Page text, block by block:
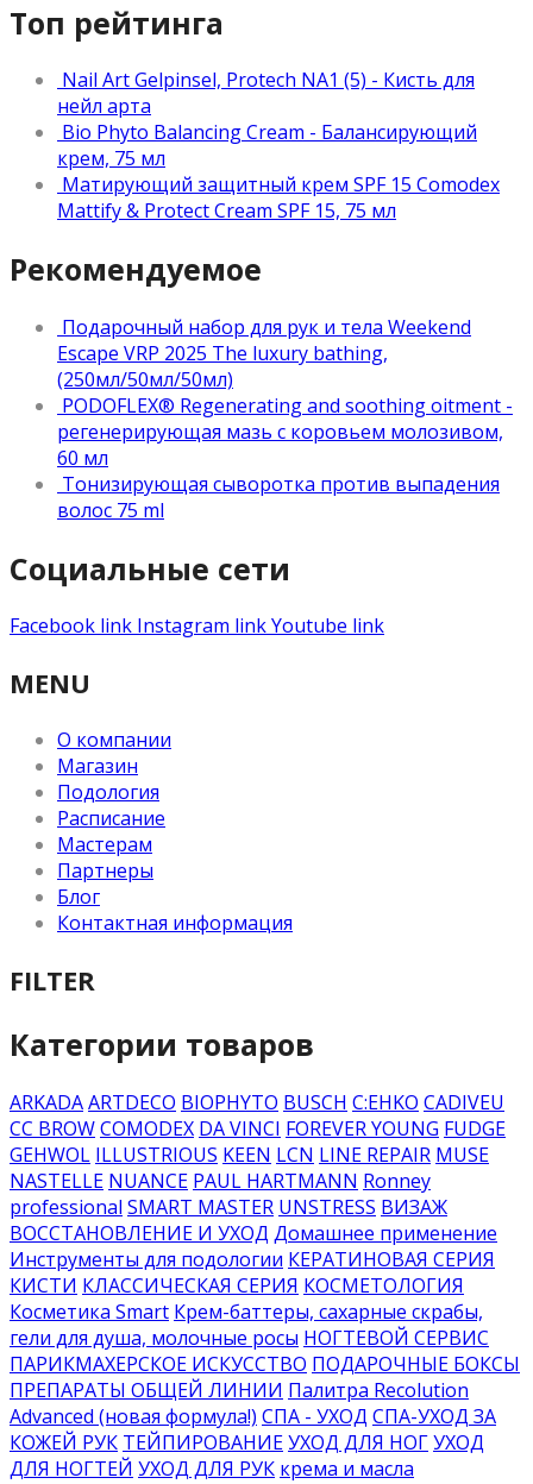
Топ рейтинга
Nail Art Gelpinsel, Protech NA1 (5) - Кисть для
нейл арта
Bio Phyto Balancing Cream - Балансирующий
крем, 75 мл
Матирующий защитный крем SPF 15 Comodex
Mattify & Protect Cream SPF 15, 75 мл
Рекомендуемое
Подарочный набор для рук и тела Weekend
Escape VRP 2025 The luxury bathing,
(250мл/50мл/50мл)
PODOFLEX® Regenerating and soothing oitment -
регенерирующая мазь с коровьем молозивом,
60 мл
Тонизирующая сыворотка против выпадения
волос 75 ml
Социальные сети
Facebook link Instagram linkYoutube link
MENU
О компании
Магазин
Подология
Расписание
Мастерам
Партнеры
Блог
Контактная информация
FILTER
Категории товаров
ARKADAARTDECO BIOPHYTO BUSCH C:EHKO CADIVEU
CC BROWCOMODEX DA VINCI FOREVER YOUNG FUDGE
GEHWOL ILLUSTRIOUS KEEN LCN LINE REPAIR MUSE
NASTELLE NUANCE PAUL HARTMANN Ronney
professional SMART MASTER UNSTRESS ВИЗАЖ
ВОССТАНОВЛЕНИЕ И УХОД Домашнее применение
Инструменты для подологии КЕРАТИНОВАЯ СЕРИЯ
КИСТИ КЛАССИЧЕСКАЯ СЕРИЯ КОСМЕТОЛОГИЯ
Косметика Smart Крем-баттеры, сахарные скрабы,
гели для душа, молочные росы НОГТЕВОЙ СЕРВИС
ПАРИКМАХЕРСКОЕ ИСКУССТВО ПОДАРОЧНЫЕ БОКСЫ
ПРЕПАРАТЫ ОБЩЕЙ ЛИНИИ Палитра Recolution
Advanced (новая формула!) СПА - УХОД СПА-УХОД ЗА
КОЖЕЙ РУК ТЕЙПИРОВАНИЕУХОД ДЛЯ НОГУХОД
ДЛЯ НОГТЕЙ УХОД ДЛЯ РУК крема и масла